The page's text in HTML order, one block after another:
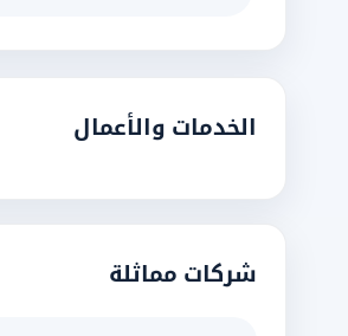
الخدمات والأعمال
شركات مماثلة